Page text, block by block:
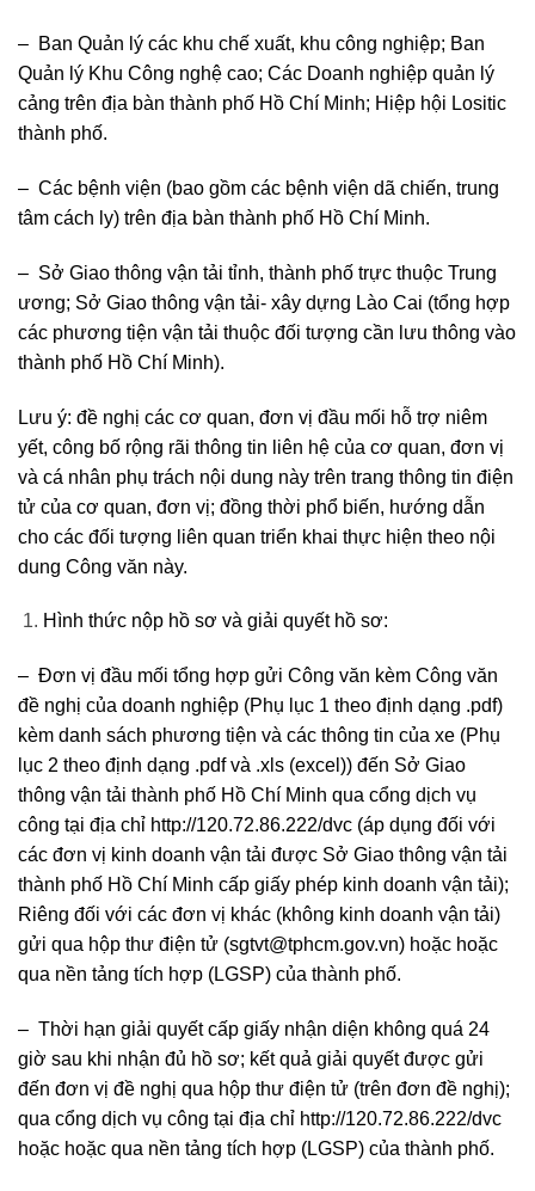
– Ban Quản lý các khu chế xuất, khu công nghiệp; Ban
Quản lý Khu Công nghệ cao; Các Doanh nghiệp quản lý
cảng trên địa bàn thành phố Hồ Chí Minh; Hiệp hội Lositic
thành phố.
– Các bệnh viện (bao gồm các bệnh viện dã chiến, trung
tâm cách ly) trên địa bàn thành phố Hồ Chí Minh.
– Sở Giao thông vận tải tỉnh, thành phố trực thuộc Trung
ương; Sở Giao thông vận tải- xây dựng Lào Cai (tổng hợp
các phương tiện vận tải thuộc đối tượng cần lưu thông vào
thành phố Hồ Chí Minh).
Lưu ý: đề nghị các cơ quan, đơn vị đầu mối hỗ trợ niêm
yết, công bố rộng rãi thông tin liên hệ của cơ quan, đơn vị
và cá nhân phụ trách nội dung này trên trang thông tin điện
tử của cơ quan, đơn vị; đồng thời phổ biến, hướng dẫn
cho các đối tượng liên quan triển khai thực hiện theo nội
dung Công văn này.
Hình thức nộp hồ sơ và giải quyết hồ sơ:
– Đơn vị đầu mối tổng hợp gửi Công văn kèm Công văn
đề nghị của doanh nghiệp (Phụ lục 1 theo định dạng .pdf)
kèm danh sách phương tiện và các thông tin của xe (Phụ
lục 2 theo định dạng .pdf và .xls (excel)) đến Sở Giao
thông vận tải thành phố Hồ Chí Minh qua cổng dịch vụ
công tại địa chỉ http://120.72.86.222/dvc (áp dụng đối với
các đơn vị kinh doanh vận tải được Sở Giao thông vận tải
thành phố Hồ Chí Minh cấp giấy phép kinh doanh vận tải);
Riêng đối với các đơn vị khác (không kinh doanh vận tải)
gửi qua hộp thư điện tử (sgtvt@tphcm.gov.vn) hoặc hoặc
qua nền tảng tích hợp (LGSP) của thành phố.
– Thời hạn giải quyết cấp giấy nhận diện không quá 24
giờ sau khi nhận đủ hồ sơ; kết quả giải quyết được gửi
đến đơn vị đề nghị qua hộp thư điện tử (trên đơn đề nghị);
qua cổng dịch vụ công tại địa chỉ http://120.72.86.222/dvc
hoặc hoặc qua nền tảng tích hợp (LGSP) của thành phố.